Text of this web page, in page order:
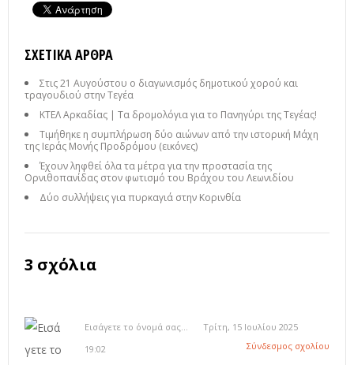
ΣΧΕΤΙΚΆ ΆΡΘΡΑ
Στις 21 Αυγούστου ο διαγωνισμός δημοτικού χορού και
τραγουδιού στην Τεγέα
ΚΤΕΛ Αρκαδίας | Τα δρομολόγια για το Πανηγύρι της Τεγέας!
Τιμήθηκε η συμπλήρωση δύο αιώνων από την ιστορική Μάχη
της Ιεράς Μονής Προδρόμου (εικόνες)
Έχουν ληφθεί όλα τα μέτρα για την προστασία της
Ορνιθοπανίδας στον φωτισμό του Βράχου του Λεωνιδίου
Δύο συλλήψεις για πυρκαγιά στην Κορινθία
3 σχόλια
Εισάγετε το όνομά σας...
Τρίτη, 15 Ιουλίου 2025
19:02
Σύνδεσμος σχολίου